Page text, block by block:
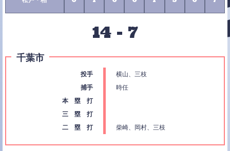
14 - 7
千葉市
投手
横山、三枝
捕手
時任
本 塁 打
三 塁 打
二 塁 打
柴崎、岡村、三枝